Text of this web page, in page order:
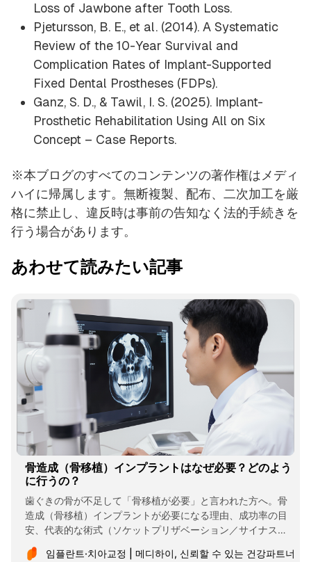
Loss of Jawbone after Tooth Loss.
Pjetursson, B. E., et al. (2014). A Systematic
Review of the 10-Year Survival and
Complication Rates of Implant-Supported
Fixed Dental Prostheses (FDPs).
Ganz, S. D., & Tawil, I. S. (2025). Implant-
Prosthetic Rehabilitation Using All on Six
Concept – Case Reports.
※本ブログのすべてのコンテンツの著作権はメディ
ハイに帰属します。無断複製、配布、二次加工を厳
格に禁止し、違反時は事前の告知なく法的手続きを
行う場合があります。
あわせて読みたい記事
骨造成（骨移植）インプラントはなぜ必要？どのよう
に行うの？
歯ぐきの骨が不足して「骨移植が必要」と言われた方へ。骨
造成（骨移植）インプラントが必要になる理由、成功率の目
安、代表的な術式（ソケットプリザベーション／サイナスリ
フト／GBR）、回復期間（3〜6か月）とよくある誤解・Q&A
まで分かりやすく整理しました。
임플란트·치아교정 | 메디하이, 신뢰할 수 있는 건강파트너